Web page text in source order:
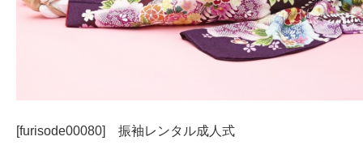
[furisode00080] 振袖レンタル成人式